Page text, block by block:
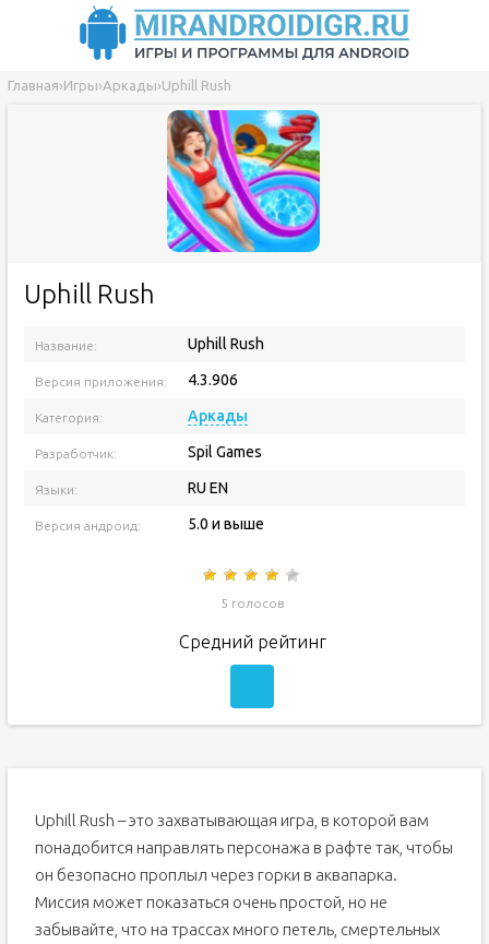
Главная›Игры›Аркады›Uphill Rush
Uphill Rush
Название: Uphill Rush
Версия приложения: 4.3.906
Категория: Аркады
Разработчик: Spil Games
Языки: RU EN
Версия андроид: 5.0 и выше
5 голосов
Средний рейтинг
Uphill Rush – это захватывающая игра, в которой вам
понадобится направлять персонажа в рафте так, чтобы
он безопасно проплыл через горки в аквапарка.
Миссия может показаться очень простой, но не
забывайте, что на трассах много петель, смертельных